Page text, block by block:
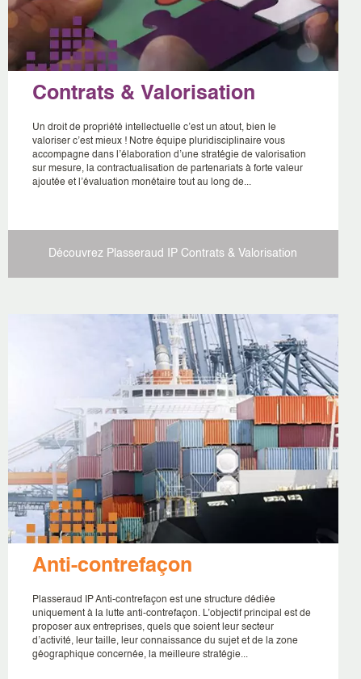
Contrats & Valorisation
Un droit de propriété intellectuelle c’est un atout, bien le
valoriser c’est mieux ! Notre équipe pluridisciplinaire vous
accompagne dans l’élaboration d’une stratégie de valorisation
sur mesure, la contractualisation de partenariats à forte valeur
ajoutée et l’évaluation monétaire tout au long de...
Découvrez Plasseraud IPContrats & Valorisation
Anti-contrefaçon
Plasseraud IP Anti-contrefaçon est une structure dédiée
uniquement à la lutte anti-contrefaçon. L’objectif principal est de
proposer aux entreprises, quels que soient leur secteur
d’activité, leur taille, leur connaissance du sujet et de la zone
géographique concernée, la meilleure stratégie...